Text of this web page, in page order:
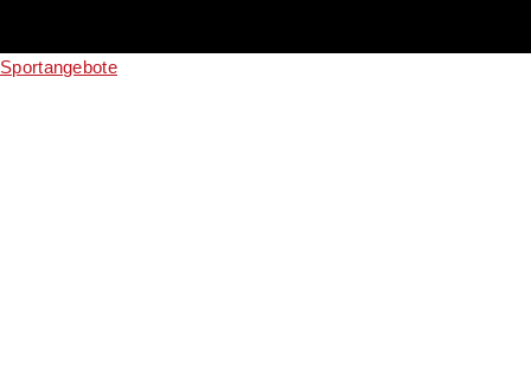
Sportangebote